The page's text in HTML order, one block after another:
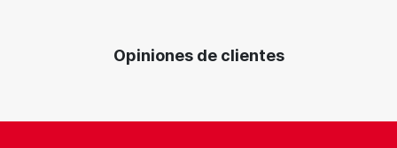
Opiniones de clientes